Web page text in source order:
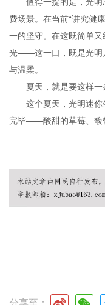
费场景。在当前“讲究健
一的坚守。在这既简单
光——这一口，既是光明
与温柔。
夏天，就是要这样一
这个夏天，光明迷
完毕——酸甜的草莓、馥
分享至：